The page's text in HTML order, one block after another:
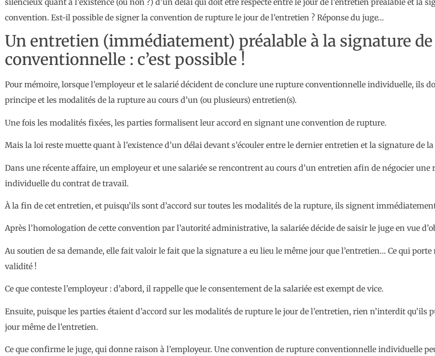
silencieux quant à l’existence (ou non ?) d’un délai qui doit être respecté entre le jour de l’entretien préalable et la
convention. Est-il possible de signer la convention de rupture le jour de l’entretien ? Réponse du juge…
Un entretien (immédiatement) préalable à la signature
conventionnelle : c’est possible !
Pour mémoire, lorsque l’employeur et le salarié décident de conclure une rupture conventionnelle individuelle, ils
principe et les modalités de la rupture au cours d’un (ou plusieurs) entretien(s).
Une fois les modalités fixées, les parties formalisent leur accord en signant une convention de rupture.
Mais la loi reste muette quant à l’existence d’un délai devant s’écouler entre le dernier entretien et la signature de
Dans une récente affaire, un employeur et une salariée se rencontrent au cours d’un entretien afin de négocier
individuelle du contrat de travail.
À la fin de cet entretien, et puisqu’ils sont d’accord sur toutes les modalités de la rupture, ils signent
Après l’homologation de cette convention par l’autorité administrative, la salariée décide de saisir le juge en vue
Au soutien de sa demande, elle fait valoir le fait que la signature a eu lieu le même jour que l’entretien… Ce qui
validité !
Ce que conteste l’employeur : d’abord, il rappelle que le consentement de la salariée est exempt de vice.
Ensuite, puisque les parties étaient d’accord sur les modalités de rupture le jour de l’entretien, rien n’interdit qu’ils
jour même de l’entretien.
Ce que confirme le juge, qui donne raison à l’employeur. Une convention de rupture conventionnelle individuelle